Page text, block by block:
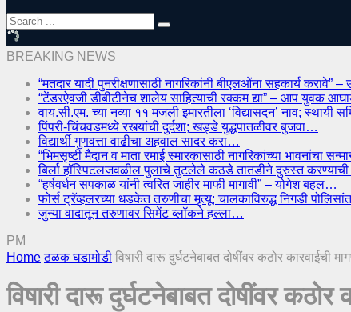
BREAKING NEWS
“मतदार यादी पुनरीक्षणासाठी नागरिकांनी बीएलओंना सहकार्य करावे” –
“टेंडरऐवजी डीबीटीनेच शालेय साहित्याची रक्कम द्या” – आप युवक
वाय.सी.एम. च्या नव्या ११ मजली इमारतीला ‘विद्यासदन’ नाव; स्थायी
पिंपरी-चिंचवडमध्ये रस्त्यांची दुर्दशा; खड्डे युद्धपातळीवर बुजवा…
विद्यार्थी गुणवत्ता वाढीचा अहवाल सादर करा…
“भिमसृष्टी मैदान व माता रमाई स्मारकासाठी नागरिकांच्या भावनांचा
बिर्ला हॉस्पिटलजवळील पुलाचे तुटलेले कठडे तातडीने दुरुस्त करण्याची
“हर्षवर्धन सपकाळ यांनी त्वरित जाहीर माफी मागावी” – योगेश बहल…
फोर्स ट्रॅव्हलरच्या धडकेत तरुणीचा मृत्यू; चालकाविरुद्ध निगडी
जुन्या वादातून तरुणावर सिमेंट ब्लॉकने हल्ला…
PM
Home ठळक घडामोडी विषारी दारू दुर्घटनेबाबत दोषींवर कठोर कारवाईची
विषारी दारू दुर्घटनेबाबत दोषींवर